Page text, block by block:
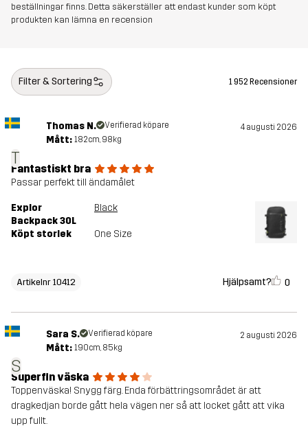
beställningar finns. Detta säkerställer att endast kunder som köpt
produkten kan lämna en recension
Filter & Sortering 1 952 Recensioner
T
Thomas N. Verifierad köpare 4 augusti 2026
Mått: 182cm, 98kg
Fantastiskt bra
Passar perfekt till ändamålet
Explor
Backpack 30L
Black
Köpt storlek One Size
Artikelnr 10412 Hjälpsamt? 0
S
Sara S. Verifierad köpare 2 augusti 2026
Mått: 190cm, 85kg
Superfin väska
Toppenväska! Snygg färg. Enda förbättringsområdet är att
dragkedjan borde gått hela vägen ner så att locket gått att vika
upp fullt.